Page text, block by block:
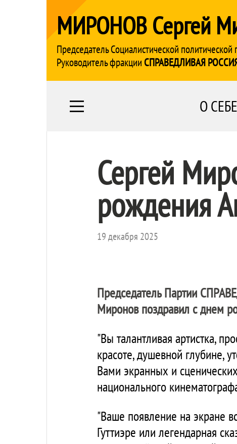
МИРОНОВ Сергей
Председатель Социалистической политической
Руководитель фракции СПРАВЕДЛИВАЯ
О СЕБЕ
Сергей
рождения
19 декабря 2025
Председатель Партии
Миронов поздравил с днем
"Вы талантливая артистка,
красоте, душевной глубине,
Вами экранных и
национального
"Ваше появление на экране
Гуттиэре или легендарная